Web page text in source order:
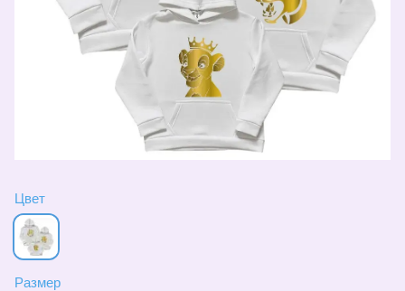
Цвет
Размер